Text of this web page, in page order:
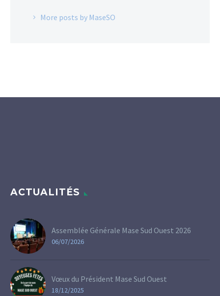
More posts by MaseSO
ACTUALITÉS
Assemblée Générale Mase Sud Ouest 2026
06/07/2026
Vœux du Président Mase Sud Ouest
18/12/2025